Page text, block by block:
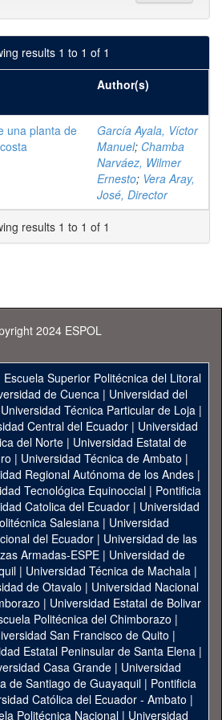
results 1 to 1 of 1
Author(s)
una planta de
García Ayala, Víctor
Manuel; Chamba
Narváez, Wilmer
Ernesto; Vera Aray,
José, Director
results 1 to 1 of 1
2024 ESPOL
Escuela Superior Politécnica del Litoral
de Cuenca| Universidad del
Universidad Técnica Particular de Loja|
Central del Ecuador| Universidad
del Norte | Universidad Estatal de
| Universidad Técnica de Ambato |
Regional Autónoma de los Andes|
Tecnológica Equinoccial| Pontificia
Catolica del Ecuador | Universidad
Salesiana | Universidad
del Ecuador | Universidad de las
Armadas-ESPE | Universidad de
| Universidad Técnica de Machala|
de Otavalo | Universidad Nacional
| Universidad Estatal de Bolivar
Politécnica del Chimborazo |
San Francisco de Quito |
Estatal Peninsular de Santa Elena|
Casa Grande | Universidad
de Santiago de Guayaquil| Pontificia
Católica del Ecuador - Ambato |
Politécnica Nacional| Universidad